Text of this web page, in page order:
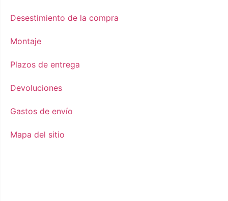
Desestimiento de la compra
Montaje
Plazos de entrega
Devoluciones
Gastos de envío
Mapa del sitio